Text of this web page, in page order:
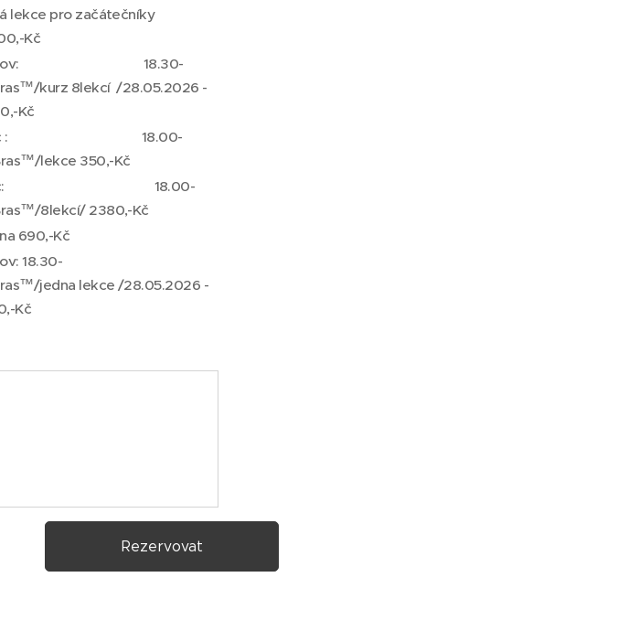
lekce pro začátečníky
Kč
18.30-
kurz 8lekcí /28.05.2026 -
Kč
: 18.00-
lekce 350,-Kč
18.00-
8lekcí/ 2380,-Kč
690,-Kč
jedna lekce /28.05.2026 -
Kč
Rezervovat